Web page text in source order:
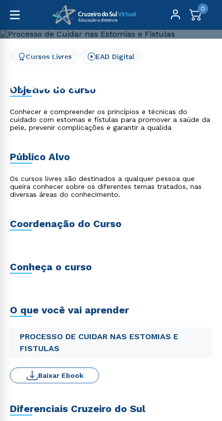
0
Cursos Livres
Saúde
Processo de Cuidar nas
Estomias e Fistulas
Cursos Livres EAD Digital
Objetivo do curso
Conhecer e compreender os princípios e técnicas do
cuidado com estomas e fístulas para promover a saúde da
pele, prevenir complicações e garantir a qualida
Público Alvo
Os cursos livres são destinados a qualquer pessoa que
queira conhecer sobre os diferentes temas tratados, nas
diversas áreas do conhecimento.
Coordenação do Curso
Conheça o curso
O que você vai aprender
PROCESSO DE CUIDAR NAS ESTOMIAS E
FISTULAS
Baixar Ebook
Diferenciais Cruzeiro do Sul